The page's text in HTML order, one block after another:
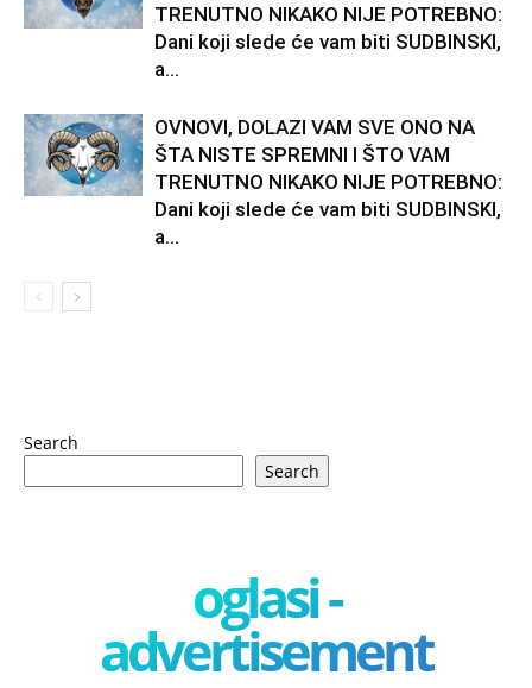
TRENUTNO NIKAKO NIJE POTREBNO:
Dani koji slede će vam biti SUDBINSKI,
a...
OVNOVI, DOLAZI VAM SVE ONO NA
ŠTA NISTE SPREMNI I ŠTO VAM
TRENUTNO NIKAKO NIJE POTREBNO:
Dani koji slede će vam biti SUDBINSKI,
a...
Search
Search
oglasi -
advertisement